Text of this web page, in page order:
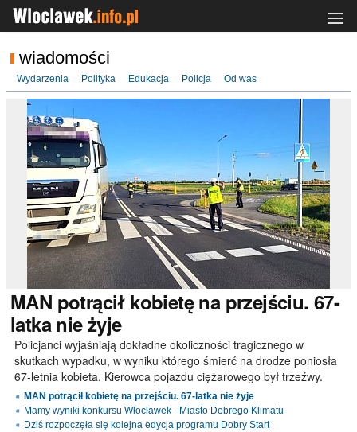
wiadomości
Wydarzenia Polityka Edukacja Policja Od was
MAN potrącił kobietę na przejściu. 67-
latka nie żyje
Policjanci wyjaśniają dokładne okoliczności tragicznego w
skutkach wypadku, w wyniku którego śmierć na drodze poniosła
67-letnia kobieta. Kierowca pojazdu ciężarowego był trzeźwy.
MAN potrącił kobietę na przejściu. 67-latka nie żyje
Mamy wyniki konkursu Włocławek - Miasto Dobrego Klimatu
Dziś rozpoczęła się kolejna edycja programu Dobry Start